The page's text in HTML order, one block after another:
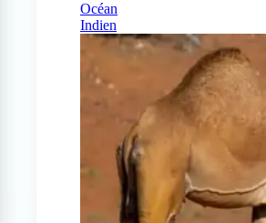
Océan
Indien